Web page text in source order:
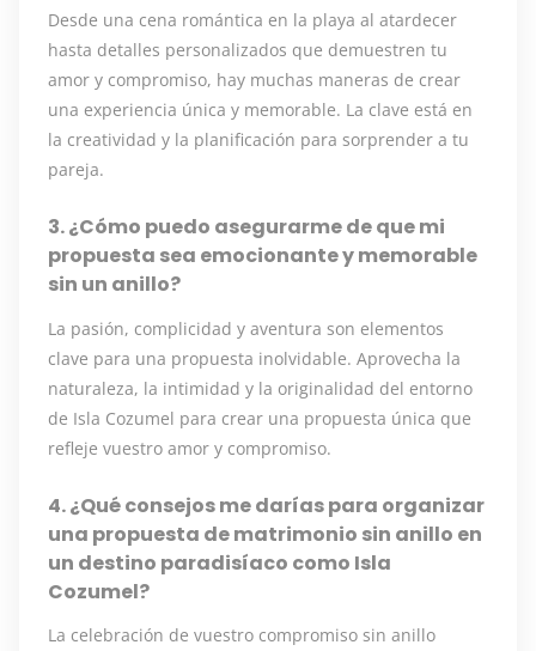
Desde una cena romántica en la playa al atardecer
hasta detalles personalizados que demuestren tu
amor y compromiso, hay muchas maneras de crear
una experiencia única y memorable. La clave está en
la creatividad y la planificación para sorprender a tu
pareja.
3. ¿Cómo puedo asegurarme de que mi
propuesta sea emocionante y memorable
sin un anillo?
La pasión, complicidad y aventura son elementos
clave para una propuesta inolvidable. Aprovecha la
naturaleza, la intimidad y la originalidad del entorno
de Isla Cozumel para crear una propuesta única que
refleje vuestro amor y compromiso.
4. ¿Qué consejos me darías para organizar
una propuesta de matrimonio sin anillo en
un destino paradisíaco como Isla
Cozumel?
La celebración de vuestro compromiso sin anillo